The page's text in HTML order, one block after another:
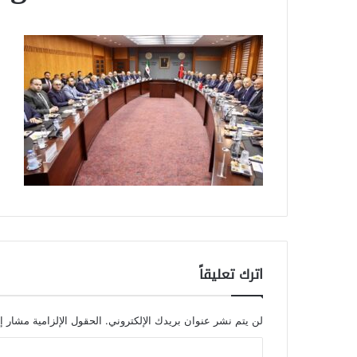
اترك تعليقاً
لن يتم نشر عنوان بريدك الإلكتروني. الحقول الإلزامية مشار